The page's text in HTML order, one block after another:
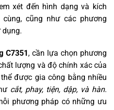
xét đến hình dạng và kích
cũng như các phương
dụng.
C7351, cần lựa chọn phương
lượng và độ chính xác của
được gia công bằng nhiều
cắt, phay, tiện, dập, và hàn.
phương pháp có những ưu